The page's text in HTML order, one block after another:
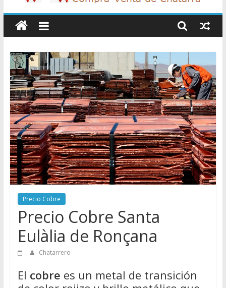
Chatarreros
–
Precio
de
Chatarra
Directorio
de
Chatarreros
para
vender
Chatarra
Precio Cobre
Precio Cobre Santa
Eulàlia de Ronçana
Chatarrero
El cobre es un metal de transición